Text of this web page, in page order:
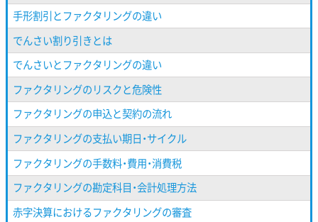
手形割引とファクタリングの違い
でんさい割り引きとは
でんさいとファクタリングの違い
ファクタリングのリスクと危険性
ファクタリングの申込と契約の流れ
ファクタリングの支払い期日・サイクル
ファクタリングの手数料・費用・消費税
ファクタリングの勘定科目・会計処理方法
赤字決算におけるファクタリングの審査